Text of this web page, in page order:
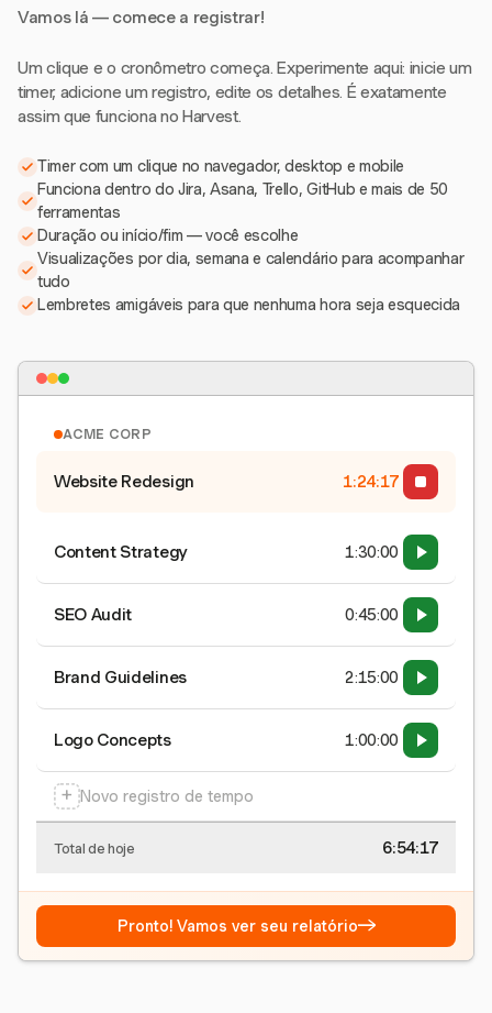
Vamos lá — comece a registrar!
Um clique e o cronômetro começa. Experimente aqui: inicie um
timer, adicione um registro, edite os detalhes. É exatamente
assim que funciona no Harvest.
Timer com um clique no navegador, desktop e mobile
Funciona dentro do Jira, Asana, Trello, GitHub e mais de 50
ferramentas
Duração ou início/fim — você escolhe
Visualizações por dia, semana e calendário para acompanhar
tudo
Lembretes amigáveis para que nenhuma hora seja esquecida
ACME CORP
Website Redesign 1:24:17
Content Strategy 1:30:00
SEO Audit 0:45:00
Brand Guidelines 2:15:00
Logo Concepts 1:00:00
+ Novo registro de tempo
Total de hoje 6:54:17
Pronto! Vamos ver seu relatório→